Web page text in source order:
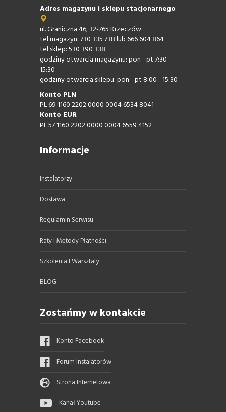
Adres magazynu i sklepu stacjonarnego
ul. Graniczna 46, 32-765 Krzeczów
tel magazyn: 730 335 738 lub 666 604 864
tel sklep: 530 390 338
godziny otwarcia magazynu: pon - pt 7:30-
15:30
godziny otwarcia sklepu: pon - pt 8:00 - 15:30
Konto PLN
PL 69 1160 2202 0000 0004 6534 8041
Konto EUR
PL 57 1160 2202 0000 0004 6559 4152
Informacje
Instalatorzy
Dostawa
Regulamin Serwisu
Raty I Metody Płatności
Szkolenia I Warsztaty
BLOG
Zostańmy w kontakcie
Konto Facebook
Forum Instalatorów
Strona Internetowa
Kanał Youtube